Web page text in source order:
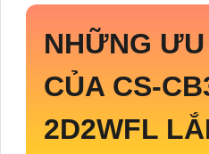
NHỮNG
CỦA CS-
2D2WFL